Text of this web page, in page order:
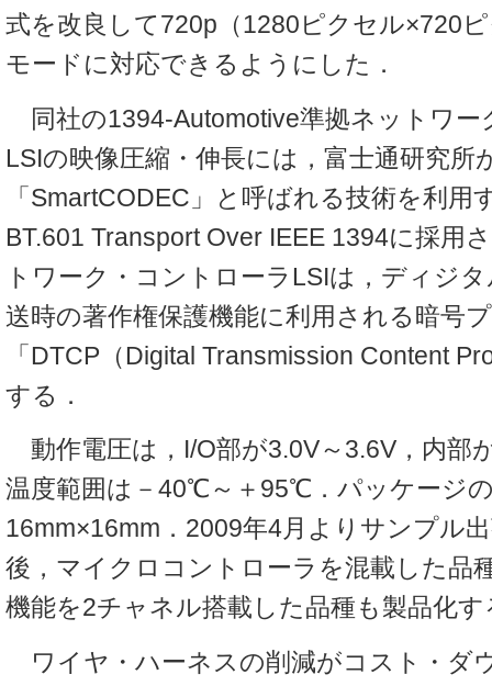
式を改良して720p（1280ピクセル×720
モードに対応できるようにした．
同社の1394-Automotive準拠ネットワー
LSIの映像圧縮・伸長には，富士通研究所
「SmartCODEC」と呼ばれる技術を利用
BT.601 Transport Over IEEE 1394に採用
トワーク・コントローラLSIは，ディジ
送時の著作権保護機能に利用される暗号
「DTCP（Digital Transmission Content
する．
動作電圧は，I/O部が3.0V～3.6V，内部
温度範囲は－40℃～＋95℃．パッケージ
16mm×16mm．2009年4月よりサンプル
後，マイクロコントローラを混載した品
機能を2チャネル搭載した品種も製品化す
ワイヤ・ハーネスの削減がコスト・ダ